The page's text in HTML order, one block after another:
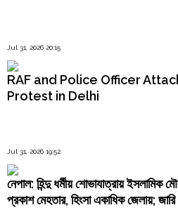
Jul 31, 2026 20:15
RAF and Police Officer
Protest in Delhi
Jul 31, 2026 19:52
নেপাল: হিন্দু ধর্মীয় শোভাযাত্রায় ইসলামিক
প্রকাশ মেহতার, হিংসা একাধিক জেলায়;